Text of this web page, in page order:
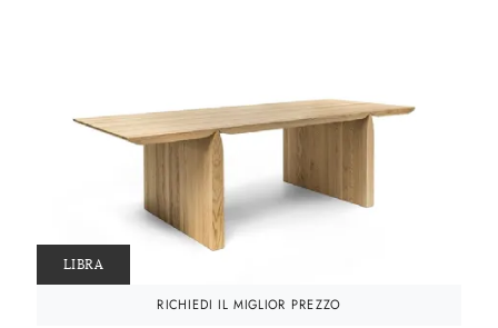
LIBRA
RICHIEDI IL MIGLIOR PREZZO